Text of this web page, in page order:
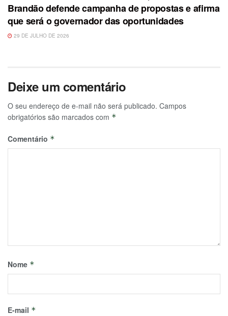
Brandão defende campanha de propostas e afirma
que será o governador das oportunidades
29 DE JULHO DE 2026
Deixe um comentário
O seu endereço de e-mail não será publicado. Campos
obrigatórios são marcados com *
Comentário *
Nome *
E-mail *